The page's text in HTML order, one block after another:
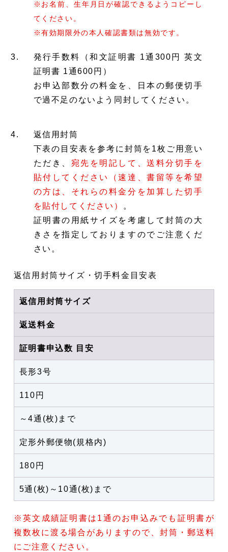
※お名前、生年月日が確認できるようコピーし
てください。
※有効期限外の本人確認書類は無効です。
発行手数料（和文証明書 1通300円 英文
証明書 1通600円）
お申込部数分の料金を、日本の郵便切手
で過不足のないよう同封してください。
返信用封筒
下表の目安表を参考に封筒を1枚ご用意い
ただき、 宛先を明記して、送料分切手を
貼付してください（速達、書留等を希望
の方は、それらの料金分を加算した切手
を貼付してください）
。
証明書の用紙サイズを考慮して封筒の大
きさを指定しておりますのでご注意くだ
さい。
返信用封筒サイズ・切手料金目安表
返信用封筒サイズ
返送料金
証明書申込数 目安
長形3号
110円
～4通(枚)まで
定形外郵便物(規格内)
180円
5通(枚)～10通(枚)まで
※英文成績証明書は1通のお申込みでも証明書が
複数枚に渡る場合がありますので、封筒・郵送料
にご注意ください。